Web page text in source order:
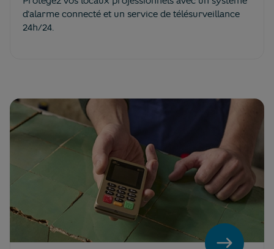
d'alarme connecté et un service de télésurveillance
24h/24.